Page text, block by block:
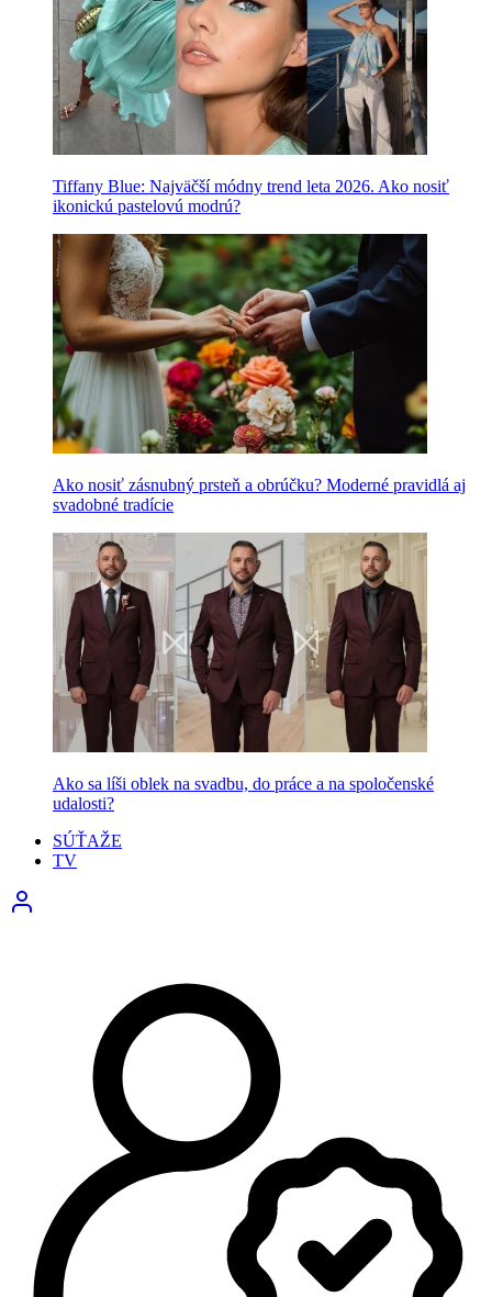
Tiffany Blue: Najväčší módny trend leta 2026. Ako nosiť
ikonickú pastelovú modrú?
Ako nosiť zásnubný prsteň a obrúčku? Moderné pravidlá aj
svadobné tradície
Ako sa líši oblek na svadbu, do práce a na spoločenské
udalosti?
SÚŤAŽE
TV